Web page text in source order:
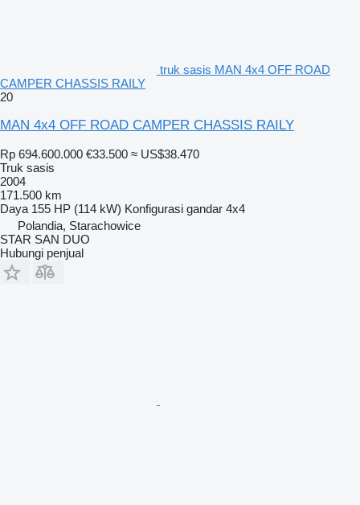
truk sasis MAN 4x4 OFF ROAD
CAMPER CHASSIS RAILY
20
MAN 4x4 OFF ROAD CAMPER CHASSIS RAILY
Rp 694.600.000 €33.500 ≈ US$38.470
Truk sasis
2004
171.500 km
Daya 155 HP (114 kW) Konfigurasi gandar 4x4
Polandia, Starachowice
STAR SAN DUO
Hubungi penjual